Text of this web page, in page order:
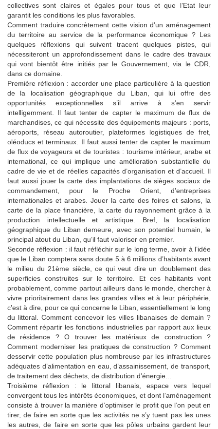
collectives sont claires et égales pour tous et que l’Etat leur
garantit les conditions les plus favorables.
Comment traduire concrètement cette vision d’un aménagement
du territoire au service de la performance économique ? Les
quelques réflexions qui suivent tracent quelques pistes, qui
nécessiteront un approfondissement dans le cadre des travaux
qui vont bientôt être initiés par le Gouvernement, via le CDR,
dans ce domaine.
Première réflexion : accorder une place particulière à la question
de la localisation géographique du Liban, qui lui offre des
opportunités exceptionnelles s’il arrive à s’en servir
intelligemment. Il faut tenter de capter le maximum de flux de
marchandises, ce qui nécessite des équipements majeurs : ports,
aéroports, réseau autoroutier, plateformes logistiques de fret,
oléoducs et terminaux. Il faut aussi tenter de capter le maximum
de flux de voyageurs et de touristes : tourisme intérieur, arabe et
international, ce qui implique une amélioration substantielle du
cadre de vie et de réelles capacités d’organisation et d’accueil. Il
faut aussi jouer la carte des implantations de sièges sociaux de
commandement, pour le Proche Orient, d’entreprises
internationales et arabes. Jouer la carte des foires et salons, la
carte de la place financière, la carte du rayonnement grâce à la
production intellectuelle et artistique. Bref, la localisation
géographique du Liban demeure, avec son potentiel humain, le
principal atout du Liban, qu’il faut valoriser en premier.
Seconde réflexion : il faut réfléchir sur le long terme, avoir à l’idée
que le Liban comptera sans doute 5 à 6 millions d’habitants avant
le milieu du 21ème siècle, ce qui veut dire un doublement des
superficies construites sur le territoire. Et ces habitants vont
probablement, comme partout ailleurs dans le monde, chercher à
vivre prioritairement dans les grandes villes et à leur périphérie,
c’est à dire, pour ce qui concerne le Liban, essentiellement le long
du littoral. Comment concevoir les villes libanaises de demain ?
Comment répartir les fonctions industrielles par rapport aux lieux
de résidence ? O trouver les matériaux de construction ?
Comment moderniser les pratiques de construction ? Comment
desservir cette population plus nombreuse par les infrastructures
adéquates d’alimentation en eau, d’assainissement, de transport,
de traitement des déchets, de distribution d’énergie...
Troisième réflexion : le littoral libanais, espace vers lequel
convergent tous les intérêts économiques, et dont l’aménagement
consiste à trouver la manière d’optimiser le profit que l’on peut en
tirer, de faire en sorte que les activités ne s’y tuent pas les unes
les autres, de faire en sorte que les pôles urbains gardent leur